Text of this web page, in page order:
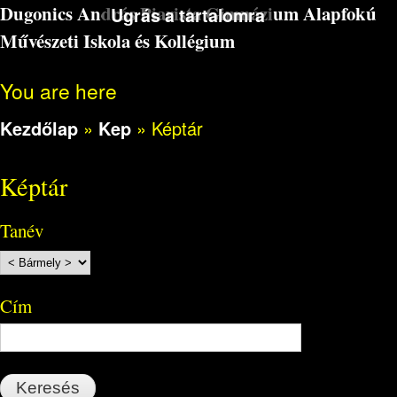
Ugrás a tartalomra
Dugonics András Piarista Gimnázium Alapfokú
Művészeti Iskola és Kollégium
You are here
Kezdőlap » Kep » Képtár
Képtár
Tanév
Cím